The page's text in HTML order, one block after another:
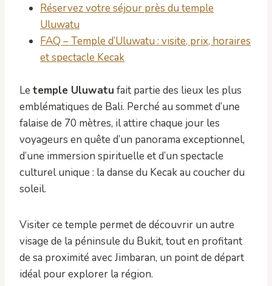
Réservez votre séjour près du temple
Uluwatu
FAQ – Temple d’Uluwatu : visite, prix, horaires
et spectacle Kecak
Le temple Uluwatu fait partie des lieux les plus
emblématiques de Bali. Perché au sommet d’une
falaise de 70 mètres, il attire chaque jour les
voyageurs en quête d’un panorama exceptionnel,
d’une immersion spirituelle et d’un spectacle
culturel unique : la danse du Kecak au coucher du
soleil.
Visiter ce temple permet de découvrir un autre
visage de la péninsule du Bukit, tout en profitant
de sa proximité avec Jimbaran, un point de départ
idéal pour explorer la région.